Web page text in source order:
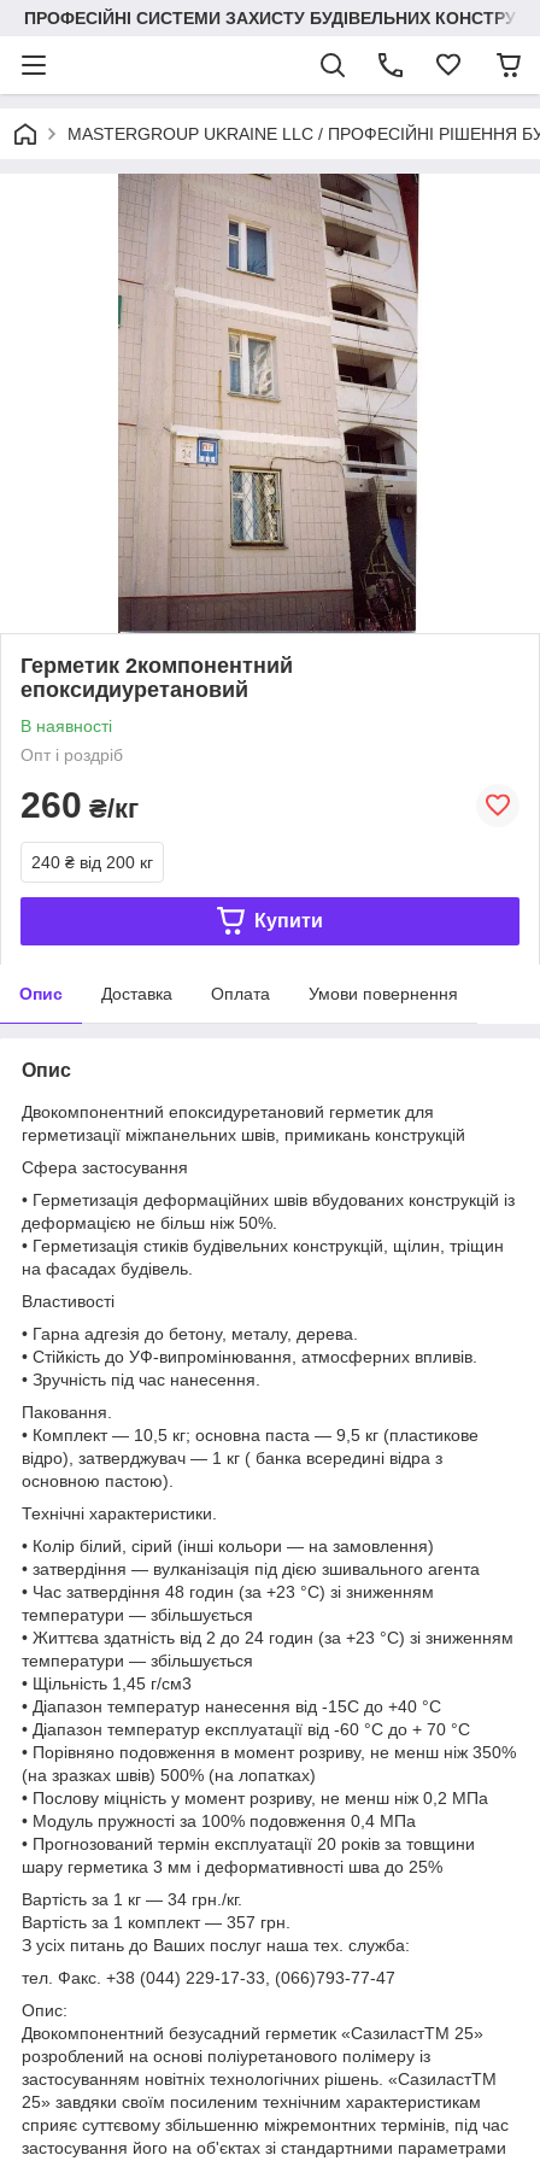
ПРОФЕСІЙНІ СИСТЕМИ ЗАХИСТУ БУДІВЕЛЬНИХ КОНСТРУКЦІЙ
MASTERGROUP UKRAINE LLC / ПРОФЕСІЙНІ РІШЕННЯ
Герметик 2компонентний
епоксидиуретановий
В наявності
Опт і роздріб
260 ₴/кг
240 ₴ від 200 кг
Купити
Опис Доставка Оплата Умови повернення
Опис
Двокомпонентний епоксидуретановий герметик для
герметизації міжпанельних швів, примикань конструкцій
Сфера застосування
• Герметизація деформаційних швів вбудованих конструкцій із
деформацією не більш ніж 50%.
• Герметизація стиків будівельних конструкцій, щілин, тріщин
на фасадах будівель.
Властивості
• Гарна адгезія до бетону, металу, дерева.
• Стійкість до УФ-випромінювання, атмосферних впливів.
• Зручність під час нанесення.
Паковання.
• Комплект — 10,5 кг; основна паста — 9,5 кг (пластикове
відро), затверджувач — 1 кг ( банка всередині відра з
основною пастою).
Технічні характеристики.
• Колір білий, сірий (інші кольори — на замовлення)
• затвердіння — вулканізація під дією зшивального агента
• Час затвердіння 48 годин (за +23 °C) зі зниженням
температури — збільшується
• Життєва здатність від 2 до 24 годин (за +23 °C) зі зниженням
температури — збільшується
• Щільність 1,45 г/см3
• Діапазон температур нанесення від -15С до +40 °C
• Діапазон температур експлуатації від -60 °C до + 70 °C
• Порівняно подовження в момент розриву, не менш ніж 350%
(на зразках швів) 500% (на лопатках)
• Послову міцність у момент розриву, не менш ніж 0,2 МПа
• Модуль пружності за 100% подовження 0,4 МПа
• Прогнозований термін експлуатації 20 років за товщини
шару герметика 3 мм і деформативності шва до 25%
Вартість за 1 кг — 34 грн./кг.
Вартість за 1 комплект — 357 грн.
З усіх питань до Ваших послуг наша тех. служба:
тел. Факс. +38 (044) 229-17-33, (066)793-77-47
Опис:
Двокомпонентний безусадний герметик «СазиластTM 25»
розроблений на основі поліуретанового полімеру із
застосуванням новітніх технологічних рішень. «СазиластTM
25» завдяки своїм посиленим технічним характеристикам
сприяє суттєвому збільшенню міжремонтних термінів, під час
застосування його на об'єктах зі стандартними параметрами